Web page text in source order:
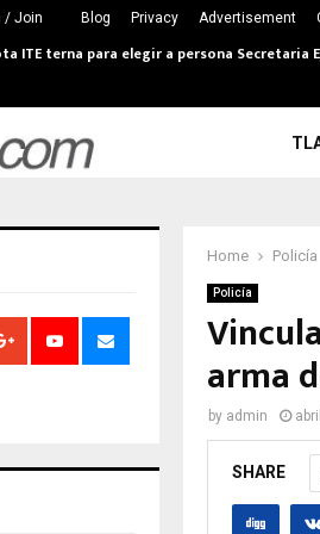
/ Join Blog Privacy Advertisement
ITE terna para elegir a persona Secretaria
Home Policía
Policía
arma
by admin
SHARE